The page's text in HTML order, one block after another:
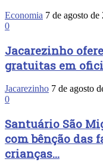
Economia 7 de agosto de
0
Jacarezinho
gratuitas em
Jacarezinho 7 de agosto
0
Santuário São
com bênção das
crianças...